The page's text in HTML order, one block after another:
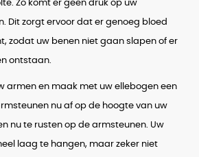
Zo komt er geen druk op uw
Dit zorgt ervoor dat er genoeg bloed
zodat uw benen niet gaan slapen of er
ontstaan.
armen en maak met uw ellebogen een
nu af op de hoogte van uw
nu te rusten op de armsteunen. Uw
laag te hangen, maar zeker niet